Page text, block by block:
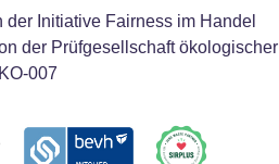
Initiative Fairness im Handel
der Prüfgesellschaft ökologischer
007